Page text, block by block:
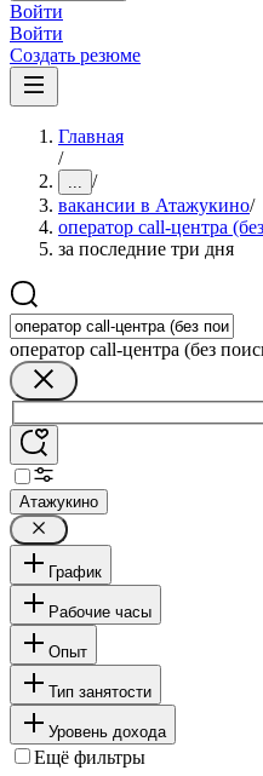
Войти
Войти
Создать резюме
Главная
/
... /
вакансии в Атажукино/
оператор call-центра
за последние три дня
оператор call-центра (без
Атажукино
График
Рабочие часы
Опыт
Тип занятости
Уровень дохода
Ещё фильтры